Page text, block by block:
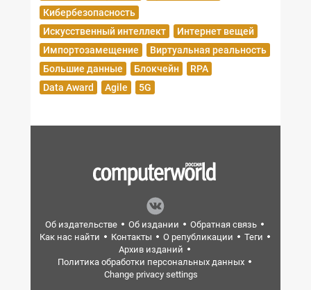
Кибербезопасность
Искусственный интеллект
Интернет вещей
Импортозамещение
Виртуальная реальность
Большие данные
Блокчейн
RPA
Data Award
Agile 5G
Об издательстве Об издании
Обратная связь
Как нас найти
Контакты О републикации
Теги
Архив изданий
Политика обработки персональных данных
Change privacy settings